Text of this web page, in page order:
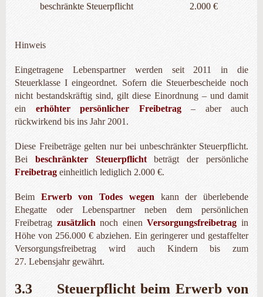
beschränkte Steuerpflicht 2.000 €
Hinweis
Eingetragene Lebenspartner werden seit 2011 in die
Steuerklasse I eingeordnet. Sofern die Steuerbescheide noch
nicht bestandskräftig sind, gilt diese Einordnung – und damit
ein erhöhter persönlicher Freibetrag– aber auch
rückwirkend bis ins Jahr 2001.
Diese Freibeträge gelten nur bei unbeschränkter Steuerpflicht.
Bei beschränkter Steuerpflichtbeträgt der persönliche
Freibetrag einheitlich lediglich 2.000 €.
Beim Erwerb von Todes wegen kann der überlebende
Ehegatte oder Lebenspartner neben dem persönlichen
Freibetrag zusätzlich noch einenVersorgungsfreibetrag in
Höhe von 256.000 € abziehen. Ein geringerer und gestaffelter
Versorgungsfreibetrag wird auch Kindern bis zum
27. Lebensjahr gewährt.
3.3 Steuerpflicht beim Erwerb von